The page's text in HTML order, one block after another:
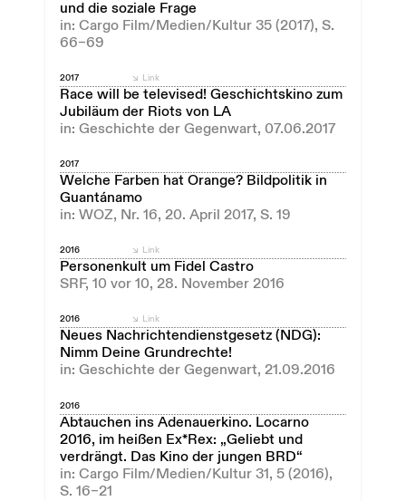
und die soziale Frage
in: Cargo Film/Medien/Kultur 35 (2017), S.
66–69
2017
Race will be televised! Geschichtskino zum
Jubiläum der Riots von LA
in: Geschichte der Gegenwart, 07.06.2017
Link
2017
Welche Farben hat Orange? Bildpolitik in
Guantánamo
in: WOZ, Nr. 16, 20. April 2017, S. 19
2016
Personenkult um Fidel Castro
SRF, 10 vor 10, 28. November 2016
Link
2016
Neues Nachrichtendienstgesetz (NDG):
Nimm Deine Grundrechte!
in: Geschichte der Gegenwart, 21.09.2016
Link
2016
Abtauchen ins Adenauerkino. Locarno
2016, im heißen Ex*Rex: „Geliebt und
verdrängt. Das Kino der jungen BRD“
in: Cargo Film/Medien/Kultur 31, 5 (2016),
S. 16–21